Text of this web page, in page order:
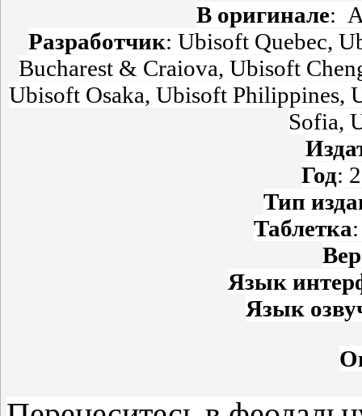
В оригинале:
Разработчик: Ubisoft Quebec,
Bucharest & Craiova, Ubisoft
Ubisoft Osaka, Ubisoft Philippines,
Sofia,
Год:
Тип
Таблетка
Язык
Язык